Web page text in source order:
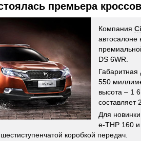
премьера
Компания
автосалоне
DS 6WR.
Габаритная
550
высота – 1
составляет
Для
e-THP 160
коробкой передач.